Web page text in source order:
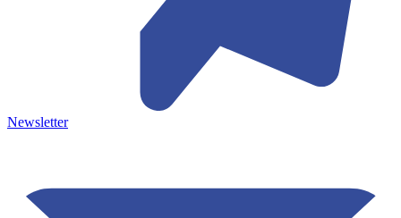
Newsletter